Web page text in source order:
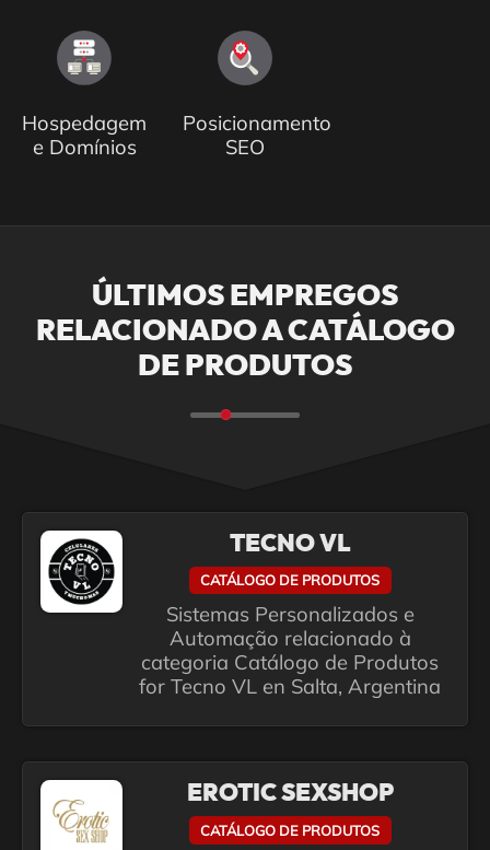
Hospedagem
e Domínios
Posicionamento
SEO
ÚLTIMOS EMPREGOS
RELACIONADO A CATÁLOGO
DE PRODUTOS
TECNO VL
CATÁLOGO DE PRODUTOS
Sistemas Personalizados e
Automação relacionado à
categoria Catálogo de Produtos
for Tecno VL en Salta, Argentina
EROTIC SEXSHOP
CATÁLOGO DE PRODUTOS